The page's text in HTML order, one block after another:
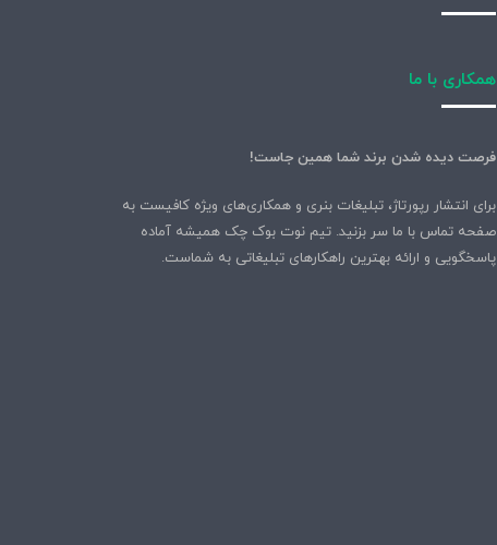
همکاری با ما
فرصت دیده شدن برند شما همین جاست!
برای انتشار رپورتاژ، تبلیغات بنری و همکاری‌های ویژه کافیست به
صفحه تماس با ما سر بزنید. تیم نوت بوک چک همیشه آماده
پاسخگویی و ارائه بهترین راهکارهای تبلیغاتی به شماست.